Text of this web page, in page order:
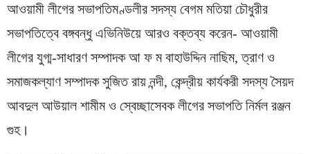
আওয়ামী লীগের সভাপতিমণ্ডলীর সদস্য বেগম মতিয়া চৌধুরীর
সভাপতিত্বে বঙ্গবন্ধু এভিনিউয়ে আরও বক্তব্য করেন- আওয়ামী
লীগের যুগ্ম-সাধারণ সম্পাদক আ ফ ম বাহাউদ্দিন নাছিম, ত্রাণ ও
সমাজকল্যাণ সম্পাদক সুজিত রায় নন্দী, কেন্দ্রীয় কার্যকরী সদস্য সৈয়দ
আবদুল আউয়াল শামীম ও স্বেচ্ছাসেবক লীগের সভাপতি নির্মল রঞ্জন
গুহ।